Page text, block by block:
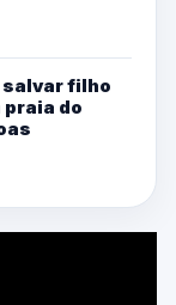
salvar filho
do